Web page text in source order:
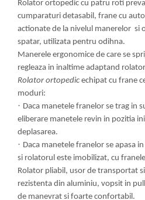
Rolator ortopedic cu patru roti
cumparaturi detasabil, frane cu
actionate de la nivelul manerelor si
spatar, utilizata pentru odihna.
Manerele ergonomice de care se
regleaza in inaltime adaptand
Rolator ortopedic echipat cu frane
moduri:
· Daca manetele franelor se trag in
eliberare manetele revin in pozitia
deplasarea.
· Daca manetele franelor se apasa
si rolatorul este imobilizat, cu
Rolator pliabil, usor de transportat
rezistenta din aluminiu, vopsit in
de manevrat si foarte confortabil.